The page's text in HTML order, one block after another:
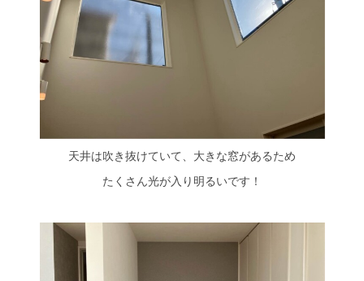
天井は吹き抜けていて、大きな窓があるため
たくさん光が入り明るいです！